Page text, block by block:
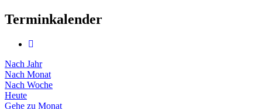
Terminkalender
Nach Jahr
Nach Monat
Nach Woche
Heute
Gehe zu Monat